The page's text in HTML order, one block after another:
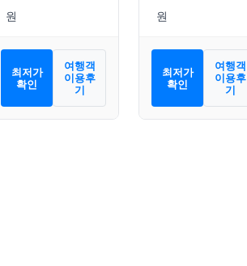
최저가
확인
여행객
이용후
기
최저가
확인
여행객
이용후
기